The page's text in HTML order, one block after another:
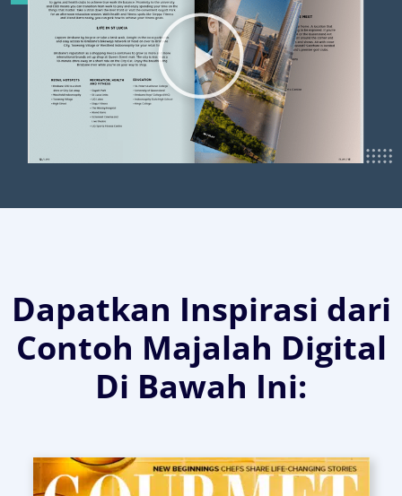
Dapatkan Inspirasi dari
Contoh Majalah Digital
Di Bawah Ini: